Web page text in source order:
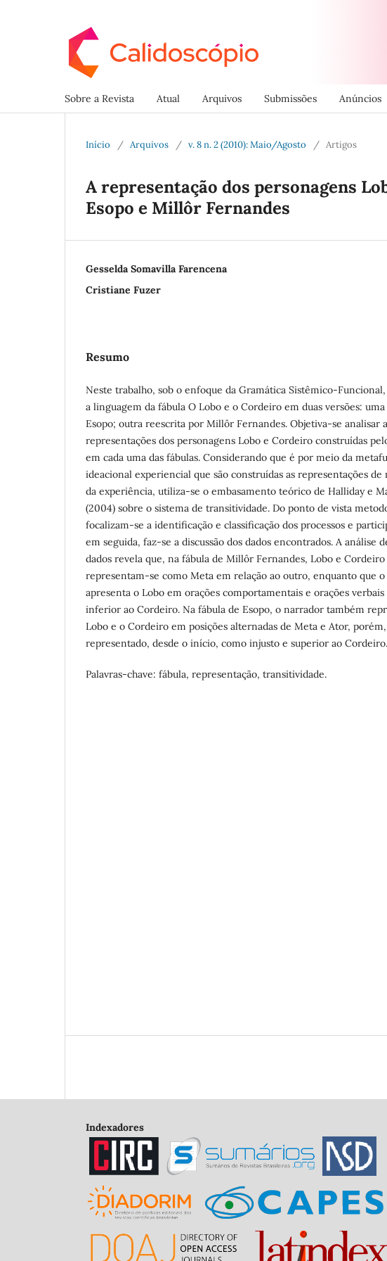
Sobre a Revista Atual Arquivos Submissões Anúncios
Início / Arquivos / v. 8 n. 2 (2010): Maio/Agosto / Artigos
A representação dos personagens
Esopo e Millôr Fernandes
Gesselda Somavilla Farencena
Cristiane Fuzer
Resumo
Neste trabalho, sob o enfoque da Gramática Sistêmico-
a linguagem da fábula O Lobo e o Cordeiro em duas versões:
Esopo; outra reescrita por Millôr Fernandes. Objetiva-se analisar
representações dos personagens Lobo e Cordeiro construídas
em cada uma das fábulas. Considerando que é por meio da
ideacional experiencial que são construídas as representações de
da experiência, utiliza-se o embasamento teórico de Halliday e
(2004) sobre o sistema de transitividade. Do ponto de vista
focalizam-se a identificação e classificação dos processos e
em seguida, faz-se a discussão dos dados encontrados. A análise
dados revela que, na fábula de Millôr Fernandes, Lobo e Cordeiro
representam-se como Meta em relação ao outro, enquanto que
apresenta o Lobo em orações comportamentais e orações
inferior ao Cordeiro. Na fábula de Esopo, o narrador também
Lobo e o Cordeiro em posições alternadas de Meta e Ator,
representado, desde o início, como injusto e superior ao Cordeiro.
Palavras-chave: fábula, representação, transitividade.
Indexadores